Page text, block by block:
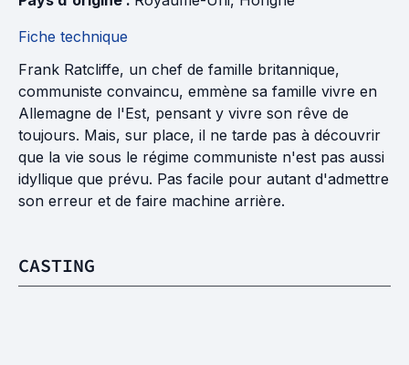
Fiche technique
Frank Ratcliffe, un chef de famille britannique,
communiste convaincu, emmène sa famille vivre en
Allemagne de l'Est, pensant y vivre son rêve de
toujours. Mais, sur place, il ne tarde pas à découvrir
que la vie sous le régime communiste n'est pas aussi
idyllique que prévu. Pas facile pour autant d'admettre
son erreur et de faire machine arrière.
CASTING